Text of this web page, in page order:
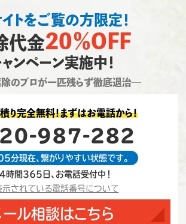
トをご覧の方限定！
代金20％OFF
ンペーン実施中！
のプロが一匹残らず徹底退治―
り完全無料！まずはお電話から！
987-282
分現在、繋がりやすい状態です。
時間365日、お電話受付中！
されている電話番号について
ール相談はこちら